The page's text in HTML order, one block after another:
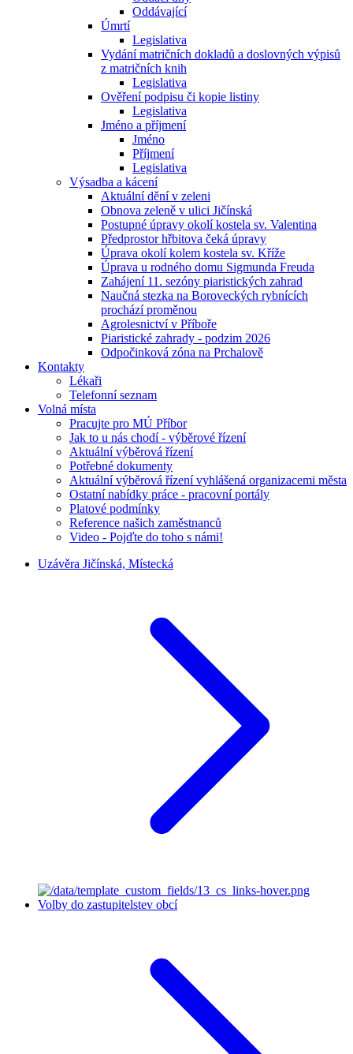
Oddávající
Úmrtí
Legislativa
Vydání matričních dokladů a doslovných výpisů
z matričních knih
Legislativa
Ověření podpisu či kopie listiny
Legislativa
Jméno a příjmení
Jméno
Příjmení
Legislativa
Výsadba a kácení
Aktuální dění v zeleni
Obnova zeleně v ulici Jičínská
Postupné úpravy okolí kostela sv. Valentina
Předprostor hřbitova čeká úpravy
Úprava okolí kolem kostela sv. Kříže
Úprava u rodného domu Sigmunda Freuda
Zahájení 11. sezóny piaristických zahrad
Naučná stezka na Boroveckých rybnících
prochází proměnou
Agrolesnictví v Příboře
Piaristické zahrady - podzim 2026
Odpočinková zóna na Prchalově
Kontakty
Lékaři
Telefonní seznam
Volná místa
Pracujte pro MÚ Příbor
Jak to u nás chodí - výběrové řízení
Aktuální výběrová řízení
Potřebné dokumenty
Aktuální výběrová řízení vyhlášená organizacemi města
Ostatní nabídky práce - pracovní portály
Platové podmínky
Reference našich zaměstnanců
Video - Pojďte do toho s námi!
Uzávěra Jičínská, Místecká
Volby do zastupitelstev obcí